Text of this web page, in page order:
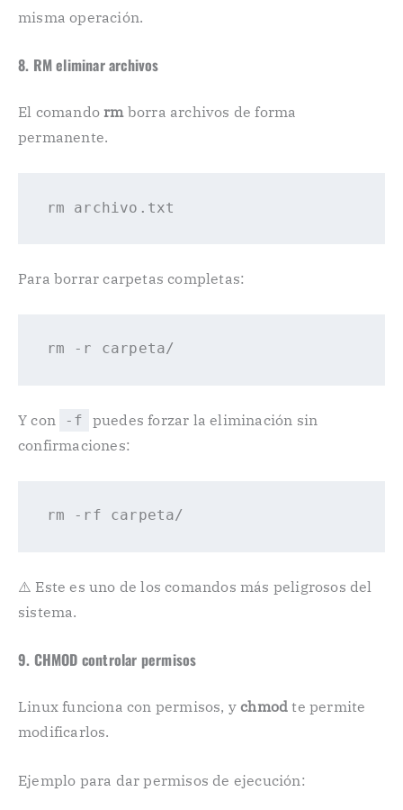
misma operación.
8. RM eliminar archivos
El comandormborra archivos de forma
permanente.
rm archivo .txt
Para borrar carpetas completas:
rm
Y con -f
puedes forzar la eliminación sin
confirmaciones:
rm
⚠️ Este es uno de los comandos más peligrosos del
sistema.
9. CHMOD controlar permisos
Linux funciona con permisos, ychmod te permite
modificarlos.
Ejemplo para dar permisos de ejecución: